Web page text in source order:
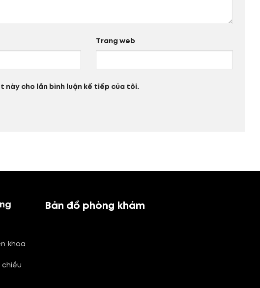
Trang web
này cho lần bình luận kế tiếp của tôi.
khoa
chiều
Bản đồ phòng khám